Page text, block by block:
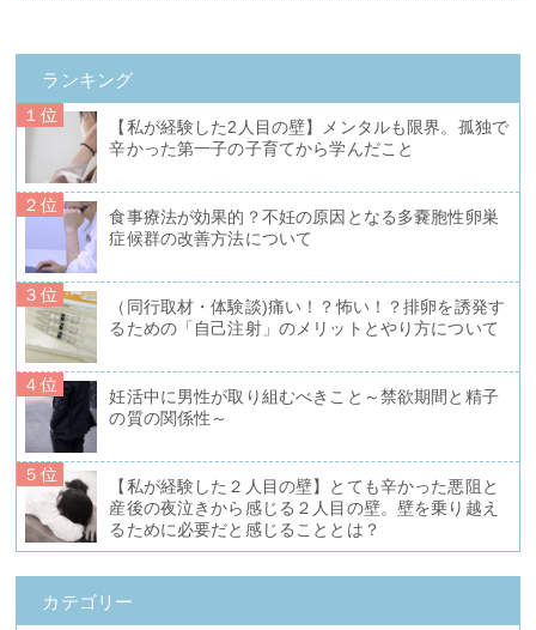
ランキング
１位
【私が経験した2人目の壁】メンタルも限界。孤独で
辛かった第一子の子育てから学んだこと
２位
食事療法が効果的？不妊の原因となる多嚢胞性卵巣
症候群の改善方法について
３位
（同行取材・体験談)痛い！？怖い！？排卵を誘発す
るための「自己注射」のメリットとやり方について
４位
妊活中に男性が取り組むべきこと～禁欲期間と精子
の質の関係性～
５位
【私が経験した２人目の壁】とても辛かった悪阻と
産後の夜泣きから感じる２人目の壁。壁を乗り越え
るために必要だと感じることとは？
カテゴリー